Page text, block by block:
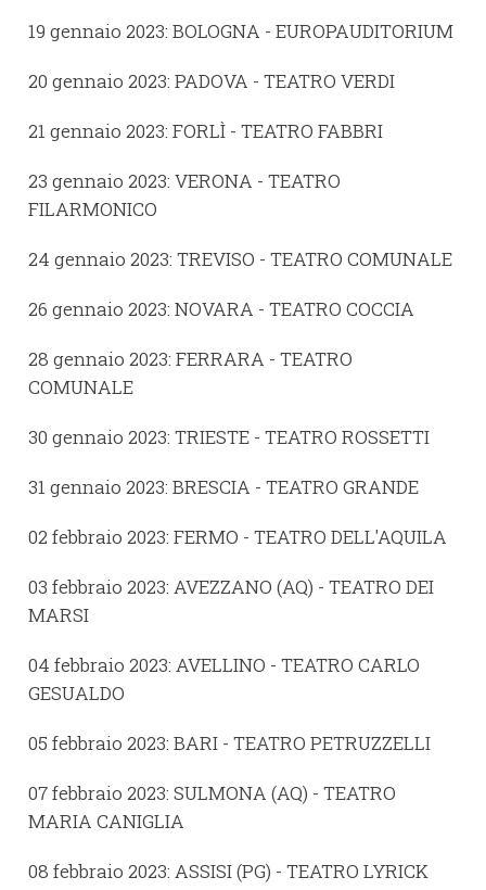
19 gennaio 2023: BOLOGNA - EUROPAUDITORIUM
20 gennaio 2023: PADOVA - TEATRO VERDI
21 gennaio 2023: FORLÌ - TEATRO FABBRI
23 gennaio 2023: VERONA - TEATRO
FILARMONICO
24 gennaio 2023: TREVISO - TEATRO COMUNALE
26 gennaio 2023: NOVARA - TEATRO COCCIA
28 gennaio 2023: FERRARA - TEATRO
COMUNALE
30 gennaio 2023: TRIESTE - TEATRO ROSSETTI
31 gennaio 2023: BRESCIA - TEATRO GRANDE
02 febbraio 2023: FERMO - TEATRO DELL'AQUILA
03 febbraio 2023: AVEZZANO (AQ) - TEATRO DEI
MARSI
04 febbraio 2023: AVELLINO - TEATRO CARLO
GESUALDO
05 febbraio 2023: BARI - TEATRO PETRUZZELLI
07 febbraio 2023: SULMONA (AQ) - TEATRO
MARIA CANIGLIA
08 febbraio 2023: ASSISI (PG) - TEATRO LYRICK